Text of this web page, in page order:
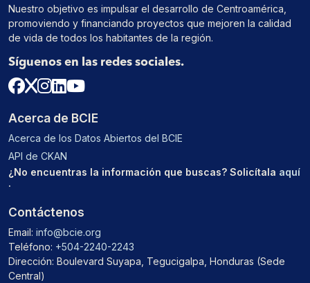
Nuestro objetivo es impulsar el desarrollo de Centroamérica,
promoviendo y financiando proyectos que mejoren la calidad
de vida de todos los habitantes de la región.
Síguenos en las redes sociales.
Acerca de BCIE
Acerca de los Datos Abiertos del BCIE
API de CKAN
¿No encuentras la información que buscas? Solicítala aquí
.
Contáctenos
Email: info@bcie.org
Teléfono: +504-2240-2243
Dirección: Boulevard Suyapa, Tegucigalpa, Honduras (Sede
Central)